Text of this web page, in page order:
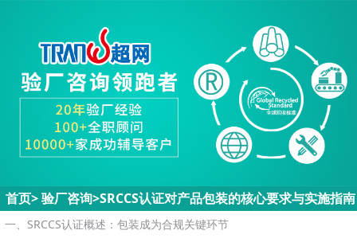
首页>验厂咨询>SRCCS认证对产品包装的核心要求与实施指南
一、SRCCS认证概述：包装成为合规关键环节